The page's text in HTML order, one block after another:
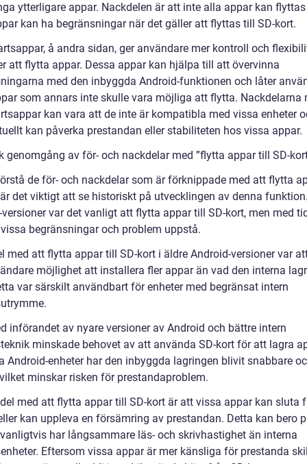
ytterligare appar. Nackdelen är att inte alla appar kan
kan ha begränsningar när det gäller att flyttas till SD-kort.
å andra sidan, ger användare mer kontroll och
att flytta appar. Dessa appar kan hjälpa till att övervinna
med den inbyggda Android-funktionen och låter
som annars inte skulle vara möjliga att flytta. Nackdelarna
kan vara att de inte är kompatibla med vissa enheter
kan påverka prestandan eller stabiliteten hos vissa appar.
genomgång av för- och nackdelar med ”flytta appar till SD-
de för- och nackdelar som är förknippade med att flytta
det viktigt att se historiskt på utvecklingen av denna
var det vanligt att flytta appar till SD-kort, men med
begränsningar och problem uppstå.
med att flytta appar till SD-kort i äldre Android-versioner var
möjlighet att installera fler appar än vad den interna
var särskilt användbart för enheter med begränsat intern
införandet av nyare versioner av Android och bättre intern
minskade behovet av att använda SD-kort för att lagra
Android-enheter har den inbyggda lagringen blivit snabbare
minskar risken för prestandaproblem.
med att flytta appar till SD-kort är att vissa appar kan sluta
kan uppleva en försämring av prestandan. Detta kan bero
har långsammare läs- och skrivhastighet än interna
Eftersom vissa appar är mer känsliga för prestanda